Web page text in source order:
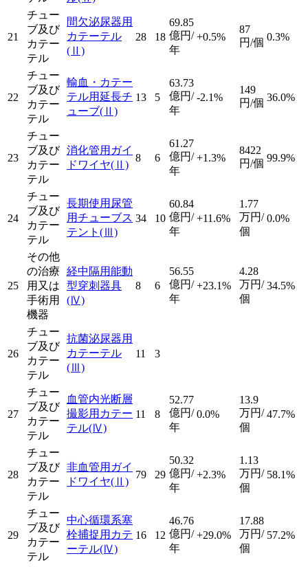
21
チュー
ブ及び
カテー
テル
間欠泌尿器用
カテーテル
(Ⅱ)
28 18
69.85
億円/
年
+0.5%
87
円/個 0.3%
22
チュー
ブ及び
カテー
テル
輸血・カテー
テル用延長チ
ューブ(Ⅱ)
13 5
63.73
億円/
年
-2.1%
149
円/個 36.0%
23
チュー
ブ及び
カテー
テル
消化管用ガイ
ドワイヤ(Ⅱ)
8 6
61.27
億円/
年
+1.3%
8422
円/個 99.9%
24
チュー
ブ及び
カテー
テル
長期使用尿管
用チューブス
テント (Ⅲ)
34 10
60.84
億円/
年
+11.6%
1.77
万円/
個
0.0%
25
その他
の治療
用又は
手術用
機器
経中隔用能動
型穿刺器具
(Ⅳ)
8 6
56.55
億円/
年
+23.1%
4.28
万円/
個
34.5%
26
チュー
ブ及び
カテー
テル
抗菌泌尿器用
カテーテル
(Ⅲ)
11 3
27
チュー
ブ及び
カテー
テル
血管内光断層
撮影用カテー
テル(Ⅳ)
11 8
52.77
億円/
年
0.0%
13.9
万円/
個
47.7%
28
チュー
ブ及び
カテー
テル
非血管用ガイ
ドワイヤ(Ⅱ)
79 29
50.32
億円/
年
+2.3%
1.13
万円/
個
58.1%
29
チュー
ブ及び
カテー
テル
中心循環系塞
栓捕捉用カテ
ーテル(Ⅳ)
16 12
46.76
億円/
年
+29.0%
17.88
万円/
個
57.2%